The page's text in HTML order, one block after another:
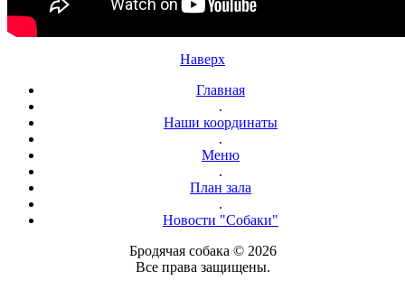
Наверх
Главная
.
Наши координаты
.
Меню
.
План зала
.
Новости "Собаки"
Бродячая собака © 2026
Все права защищены.